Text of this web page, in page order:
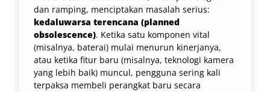
dan ramping, menciptakan masalah serius:
kedaluwarsa terencana (planned
obsolescence). Ketika satu komponen vital
(misalnya, baterai) mulai menurun kinerjanya,
atau ketika fitur baru (misalnya, teknologi kamera
yang lebih baik) muncul, pengguna sering kali
terpaksa membeli perangkat baru secara